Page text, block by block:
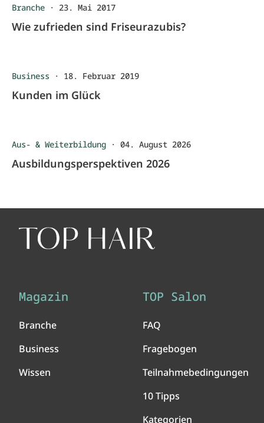
Branche · 23. Mai 2017
Wie zufrieden sind Friseurazubis?
Business · 18. Februar 2019
Kunden im Glück
Aus- & Weiterbildung · 04. August 2026
Ausbildungsperspektiven 2026
Magazin
Branche
Business
Wissen
TOP Salon
FAQ
Fragebogen
Teilnahmebedingungen
10 Tipps
Kategorien